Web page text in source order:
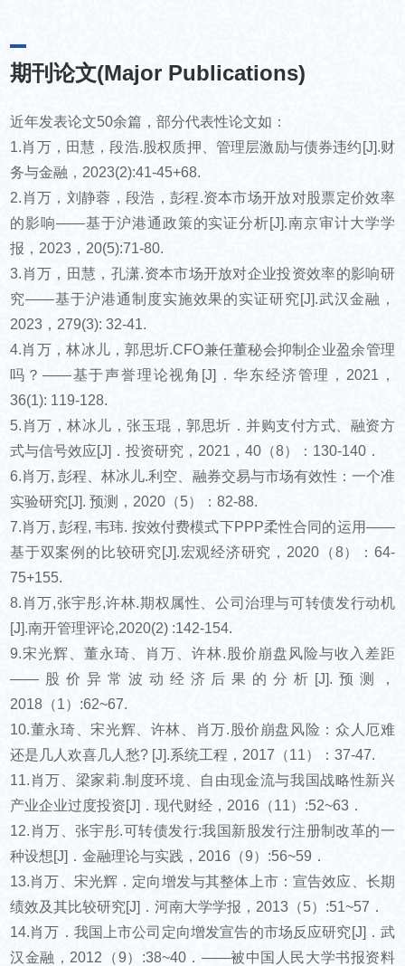
期刊论文(Major Publications)
近年发表论文50余篇，部分代表性论文如：
1.肖万，田慧，段浩.股权质押、管理层激励与债券违约[J].财
务与金融，2023(2):41-45+68.
2.肖万，刘静蓉，段浩，彭程.资本市场开放对股票定价效率
的影响——基于沪港通政策的实证分析[J].南京审计大学学
报，2023，20(5):71-80.
3.肖万，田慧，孔潇.资本市场开放对企业投资效率的影响研
究——基于沪港通制度实施效果的实证研究[J].武汉金融，
2023，279(3): 32-41.
4.肖万，林冰儿，郭思圻.CFO兼任董秘会抑制企业盈余管理
吗？——基于声誉理论视角[J]．华东经济管理，2021，
36(1): 119-128.
5.肖万，林冰儿，张玉琨，郭思圻．并购支付方式、融资方
式与信号效应[J]．投资研究，2021，40（8）：130-140．
6.肖万, 彭程、林冰儿.利空、融券交易与市场有效性：一个准
实验研究[J]. 预测，2020（5）：82-88.
7.肖万, 彭程, 韦玮. 按效付费模式下PPP柔性合同的运用——
基于双案例的比较研究[J].宏观经济研究，2020（8）：64-
75+155.
8.肖万,张宇彤,许林.期权属性、公司治理与可转债发行动机
[J].南开管理评论,2020(2) :142-154.
9.宋光辉、董永琦、肖万、许林.股价崩盘风险与收入差距
——股价异常波动经济后果的分析[J].预测，
2018（1）:62~67.
10.董永琦、宋光辉、许林、肖万.股价崩盘风险：众人厄难
还是几人欢喜几人愁? [J].系统工程，2017（11）：37-47.
11.肖万、梁家莉.制度环境、自由现金流与我国战略性新兴
产业企业过度投资[J]．现代财经，2016（11）:52~63．
12.肖万、张宇彤.可转债发行:我国新股发行注册制改革的一
种设想[J]．金融理论与实践，2016（9）:56~59．
13.肖万、宋光辉．定向增发与其整体上市：宣告效应、长期
绩效及其比较研究[J]．河南大学学报，2013（5）:51~57．
14.肖万．我国上市公司定向增发宣告的市场反应研究[J]．武
汉金融，2012（9）:38~40．——被中国人民大学书报资料